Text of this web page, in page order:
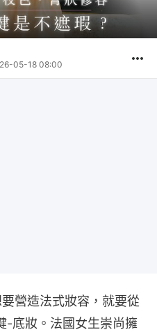
05-18 08:00
營造法式妝容，就要從
-底妝。法國女生崇尚擁